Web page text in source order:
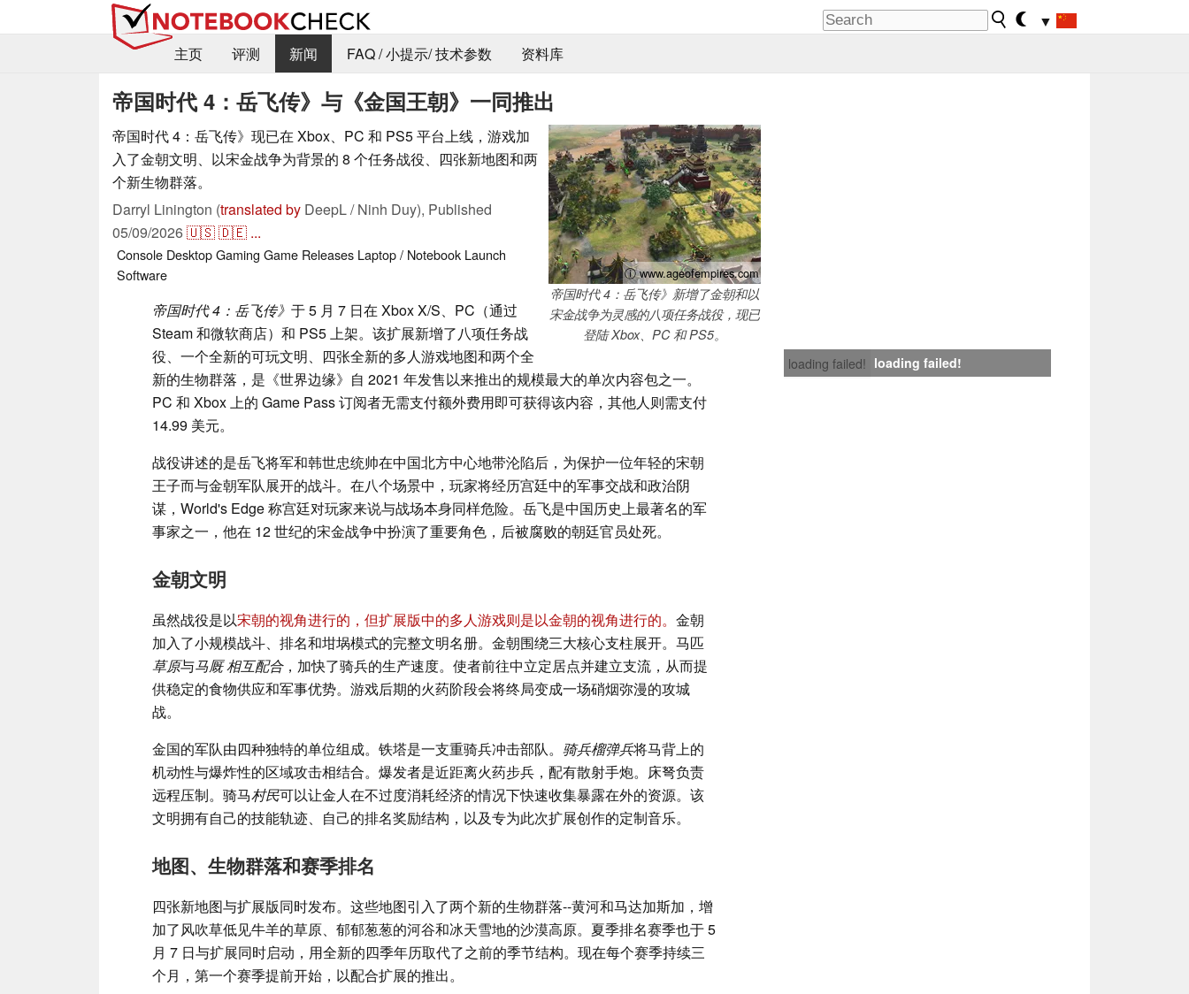
▼
主页
评测 新闻 FAQ / 小提示/ 技术参数 资料库
帝国时代 4：岳飞传》与《金国王朝》一同推出
ⓘ www.ageofempires.com
帝国时代 4：岳飞传》新增了金朝和以
宋金战争为灵感的八项任务战役，现已
登陆 Xbox、PC 和 PS5。
帝国时代 4：岳飞传》现已在 Xbox、PC 和 PS5 平台上线，游戏加
入了金朝文明、以宋金战争为背景的 8 个任务战役、四张新地图和两
个新生物群落。
Darryl Linington (translated by DeepL / Ninh Duy), Published
05/09/2026🇺🇸🇩🇪 ...
Console DesktopGaming Game Releases Laptop / Notebook Launch
Software
loading failed! loading failed!
帝国时代 4：岳飞传》 于 5 月 7 日在 Xbox X/S、PC（通过
Steam 和微软商店）和 PS5 上架。该扩展新增了八项任务战
役、一个全新的可玩文明、四张全新的多人游戏地图和两个全
新的生物群落，是《世界边缘》自 2021 年发售以来推出的规模最大的单次内容包之一。
PC 和 Xbox 上的 Game Pass 订阅者无需支付额外费用即可获得该内容，其他人则需支付
14.99 美元。
战役讲述的是岳飞将军和韩世忠统帅在中国北方中心地带沦陷后，为保护一位年轻的宋朝
王子而与金朝军队展开的战斗。在八个场景中，玩家将经历宫廷中的军事交战和政治阴
谋，World's Edge 称宫廷对玩家来说与战场本身同样危险。岳飞是中国历史上最著名的军
事家之一，他在 12 世纪的宋金战争中扮演了重要角色，后被腐败的朝廷官员处死。
金朝文明
虽然战役是以宋朝的视角进行的，但扩展版中的多人游戏则是以金朝的视角进行的。 金朝
加入了小规模战斗、排名和坩埚模式的完整文明名册。金朝围绕三大核心支柱展开。马匹
草原与马厩相互配合，加快了骑兵的生产速度。使者前往中立定居点并建立支流，从而提
供稳定的食物供应和军事优势。游戏后期的火药阶段会将终局变成一场硝烟弥漫的攻城
战。
金国的军队由四种独特的单位组成。铁塔是一支重骑兵冲击部队。 骑兵榴弹兵将马背上的
机动性与爆炸性的区域攻击相结合。爆发者是近距离火药步兵，配有散射手炮。床弩负责
远程压制。骑马村民可以让金人在不过度消耗经济的情况下快速收集暴露在外的资源。该
文明拥有自己的技能轨迹、自己的排名奖励结构，以及专为此次扩展创作的定制音乐。
地图、生物群落和赛季排名
四张新地图与扩展版同时发布。这些地图引入了两个新的生物群落--黄河和马达加斯加，增
加了风吹草低见牛羊的草原、郁郁葱葱的河谷和冰天雪地的沙漠高原。夏季排名赛季也于 5
月 7 日与扩展同时启动，用全新的四季年历取代了之前的季节结构。现在每个赛季持续三
个月，第一个赛季提前开始，以配合扩展的推出。